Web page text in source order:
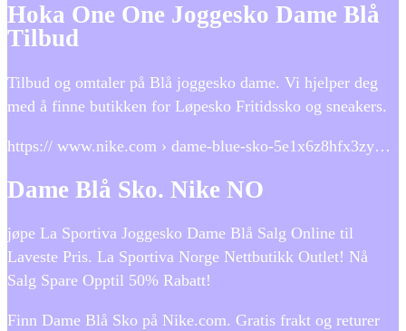
Hoka One One Joggesko Dame Blå
Tilbud
Tilbud og omtaler på Blå joggesko dame. Vi hjelper deg
med å finne butikken for Løpesko Fritidssko og sneakers.
https:// www.nike.com › dame-blue-sko-5e1x6z8hfx3zy…
Dame Blå Sko. Nike NO
jøpe La Sportiva Joggesko Dame Blå Salg Online til
Laveste Pris. La Sportiva Norge Nettbutikk Outlet! Nå
Salg Spare Opptil 50% Rabatt!
Finn Dame Blå Sko på Nike.com. Gratis frakt og returer